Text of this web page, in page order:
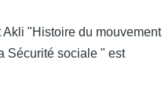
"Histoire du mouvement
Sécurité sociale " est